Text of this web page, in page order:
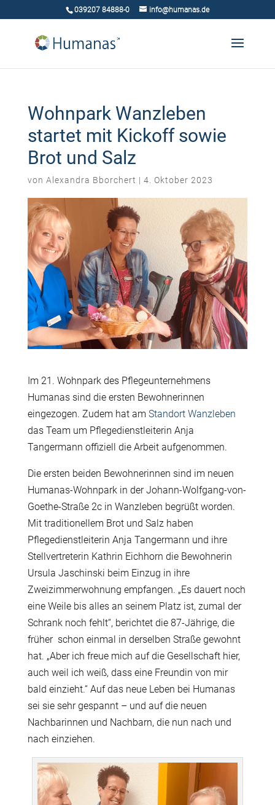
039207 84888-0 info@humanas.de
Wohnpark Wanzleben
startet mit Kickoff sowie
Brot und Salz
von Alexandra Bborchert | 4. Oktober 2023
Im 21. Wohnpark des Pflegeunternehmens
Humanas sind die ersten Bewohnerinnen
eingezogen. Zudem hat am Standort Wanzleben
das Team um Pflegedienstleiterin Anja
Tangermann offiziell die Arbeit aufgenommen.
Die ersten beiden Bewohnerinnen sind im neuen
Humanas-Wohnpark in der Johann-Wolfgang-von-
Goethe-Straße 2c in Wanzleben begrüßt worden.
Mit traditionellem Brot und Salz haben
Pflegedienstleiterin Anja Tangermann und ihre
Stellvertreterin Kathrin Eichhorn die Bewohnerin
Ursula Jaschinski beim Einzug in ihre
Zweizimmerwohnung empfangen. „Es dauert noch
eine Weile bis alles an seinem Platz ist, zumal der
Schrank noch fehlt“, berichtet die 87-Jährige, die
früher schon einmal in derselben Straße gewohnt
hat. „Aber ich freue mich auf die Gesellschaft hier,
auch weil ich weiß, dass eine Freundin von mir
bald einzieht.“ Auf das neue Leben bei Humanas
sei sie sehr gespannt – und auf die neuen
Nachbarinnen und Nachbarn, die nun nach und
nach einziehen.